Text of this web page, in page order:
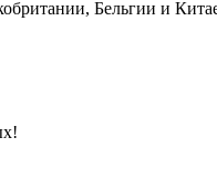
Бельгии и